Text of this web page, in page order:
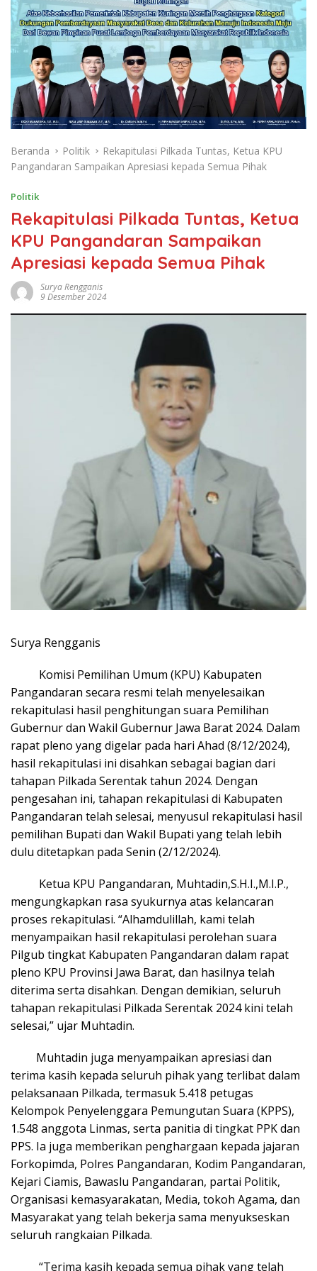
Beranda Politik
Rekapitulasi Pilkada Tuntas, Ketua KPU
Pangandaran Sampaikan Apresiasi kepada Semua Pihak
Politik
Rekapitulasi Pilkada Tuntas, Ketua
KPU Pangandaran Sampaikan
Apresiasi kepada Semua Pihak
Surya Rengganis
9 Desember 2024
Surya Rengganis
Komisi Pemilihan Umum (KPU) Kabupaten
Pangandaran secara resmi telah menyelesaikan
rekapitulasi hasil penghitungan suara Pemilihan
Gubernur dan Wakil Gubernur Jawa Barat 2024. Dalam
rapat pleno yang digelar pada hari Ahad (8/12/2024),
hasil rekapitulasi ini disahkan sebagai bagian dari
tahapan Pilkada Serentak tahun 2024. Dengan
pengesahan ini, tahapan rekapitulasi di Kabupaten
Pangandaran telah selesai, menyusul rekapitulasi hasil
pemilihan Bupati dan Wakil Bupati yang telah lebih
dulu ditetapkan pada Senin (2/12/2024).
Ketua KPU Pangandaran, Muhtadin,S.H.I.,M.I.P.,
mengungkapkan rasa syukurnya atas kelancaran
proses rekapitulasi. “Alhamdulillah, kami telah
menyampaikan hasil rekapitulasi perolehan suara
Pilgub tingkat Kabupaten Pangandaran dalam rapat
pleno KPU Provinsi Jawa Barat, dan hasilnya telah
diterima serta disahkan. Dengan demikian, seluruh
tahapan rekapitulasi Pilkada Serentak 2024 kini telah
selesai,” ujar Muhtadin.
Muhtadin juga menyampaikan apresiasi dan
terima kasih kepada seluruh pihak yang terlibat dalam
pelaksanaan Pilkada, termasuk 5.418 petugas
Kelompok Penyelenggara Pemungutan Suara (KPPS),
1.548 anggota Linmas, serta panitia di tingkat PPK dan
PPS. Ia juga memberikan penghargaan kepada jajaran
Forkopimda, Polres Pangandaran, Kodim Pangandaran,
Kejari Ciamis, Bawaslu Pangandaran, partai Politik,
Organisasi kemasyarakatan, Media, tokoh Agama, dan
Masyarakat yang telah bekerja sama menyukseskan
seluruh rangkaian Pilkada.
“Terima kasih kepada semua pihak yang telah